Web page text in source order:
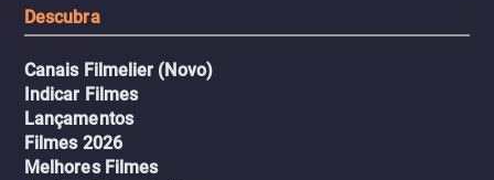
Descubra
Canais Filmelier (Novo)
Indicar Filmes
Lançamentos
Filmes 2026
Melhores Filmes